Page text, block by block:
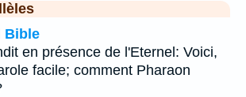
Bible
en présence de l'Eternel: Voici,
facile; comment Pharaon